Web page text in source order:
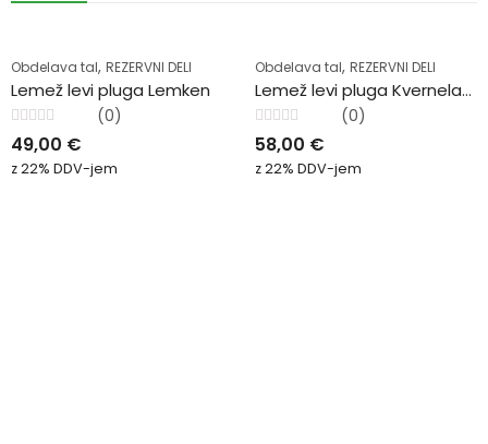
Obdelava tal, REZERVNI DELI
Lemež levi pluga Lemken
Ocenjeno
0
od
5
(0)
49,00 €
z 22% DDV-jem
Obdelava tal, REZERVNI DELI
Lemež levi pluga Kverneland
Ocenjeno
0
od
5
(0)
58,00 €
z 22% DDV-jem